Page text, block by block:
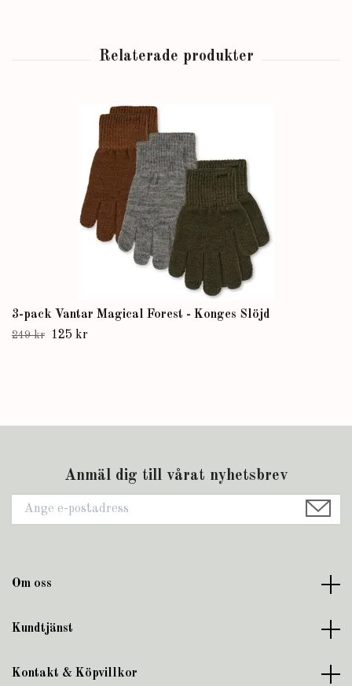
3-pack Vantar Magical Forest - Konges Slöjd
249 kr 125 kr
Anmäl dig till vårat nyhetsbrev
Om oss
Kundtjänst
Kontakt & Köpvillkor